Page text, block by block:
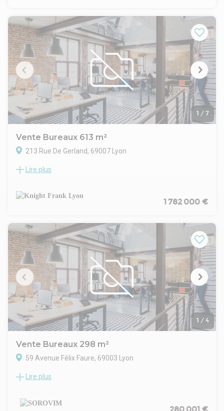
1 / 7
Vente Bureaux 613 m²
213 Rue De Gerland, 69007 Lyon
À Lyon 7 – Gerland, au sein du parc tertiaire « Les Jardins
613 m² répartis sur deux niveaux. Fonctionnel et lumineux, il
offre des espaces modulables adaptés à une entreprise ou à
stationnement extérieures. Emplacement stratégique dans
un quartier dynamique, à proximité immédiate des
transports en commun et des grands axes. Une opportunité
rare à l'achat et à la location
Lire plus
1 782 000 €
1 / 4
Vente Bureaux 298 m²
59 Avenue Félix Faure, 69003 Lyon
Proche de la Gare Part-Dieu, un local atypique de 298m² est
bénéficie d'un très grand sous-sol aménageable en fonction
de vos besoins.
Lire plus